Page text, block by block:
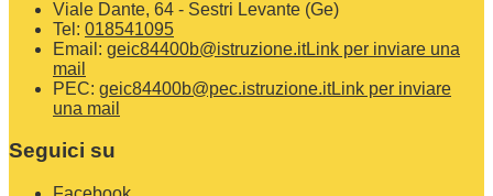
Viale Dante, 64 - Sestri Levante (Ge)
Tel: 018541095
Email: geic84400b@istruzione.itLink per inviare una
mail
PEC: geic84400b@pec.istruzione.itLink per inviare
una mail
Seguici su